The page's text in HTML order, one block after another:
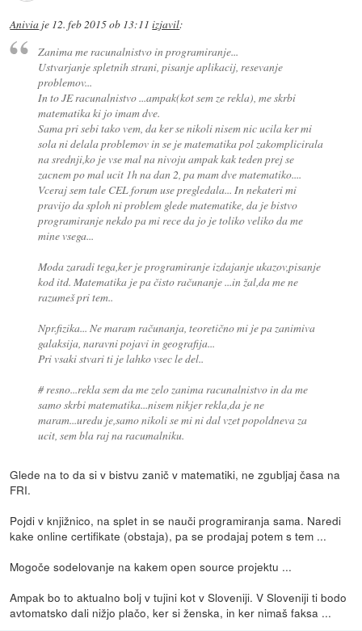
Anivia je 12. feb 2015 ob 13:11 izjavil:
Zanima me racunalnistvo in programiranje...
Ustvarjanje spletnih strani, pisanje aplikacij, resevanje
problemov...
In to JE racunalnistvo ...ampak(kot sem ze rekla), me skrbi
matematika ki jo imam dve.
Sama pri sebi tako vem, da ker se nikoli nisem nic ucila ker mi
sola ni delala problemov in se je matematika pol zakomplicirala
na srednji,ko je vse mal na nivoju ampak kak teden prej se
zacnem po mal ucit 1h na dan 2, pa mam dve matematiko....
Vceraj sem tale CEL forum use pregledala... In nekateri mi
pravijo da sploh ni problem glede matematike, da je bistvo
programiranje nekdo pa mi rece da jo je toliko veliko da me
mine vsega...
Moda zaradi tega,ker je programiranje izdajanje ukazov,pisanje
kod itd. Matematika je pa čisto računanje ...in žal,da me ne
razumeš pri tem..
Npr.fizika... Ne maram računanja, teoretično mi je pa zanimiva
galaksija, naravni pojavi in geografija...
Pri vsaki stvari ti je lahko vsec le del..
# resno...rekla sem da me zelo zanima racunalnistvo in da me
samo skrbi matematika...nisem nikjer rekla,da je ne
maram...uredu je,samo nikoli se mi ni dal vzet popoldneva za
ucit, sem bla raj na racumalniku.
Glede na to da si v bistvu zanič v matematiki, ne zgubljaj časa na
FRI.
Pojdi v knjižnico, na splet in se nauči programiranja sama. Naredi
kake online certifikate (obstaja), pa se prodajaj potem s tem ...
Mogoče sodelovanje na kakem open source projektu ...
Ampak bo to aktualno bolj v tujini kot v Sloveniji. V Sloveniji ti bodo
avtomatsko dali nižjo plačo, ker si ženska, in ker nimaš faksa ...